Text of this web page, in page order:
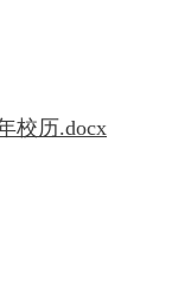
校历.docx